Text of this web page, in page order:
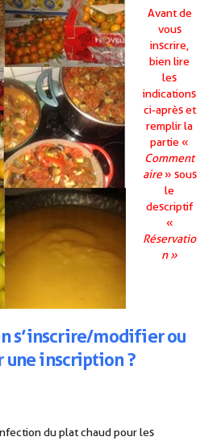
Avant de
vous
inscrire,
bien lire
les
indications
ci-aprèset
remplir la
partie «
Comment
aire» sous
le
descriptif
«
Réservatio
n »
s’inscrire/modifier ou
une inscription ?
du plat chaud pour les